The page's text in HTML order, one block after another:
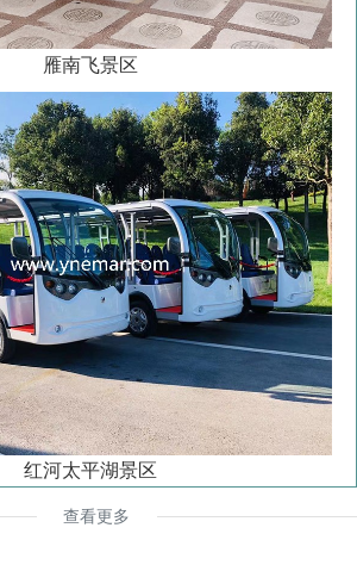
雁南飞景区
红河太平湖景区
查看更多